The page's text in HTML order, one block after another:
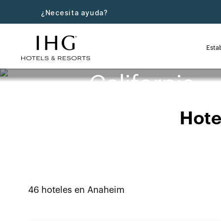
¿Necesita ayuda?
Hoteles
California
46 hoteles en Anaheim